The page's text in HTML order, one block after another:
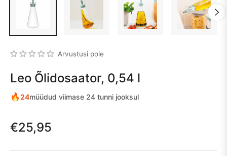
Arvustusi pole
Leo Õlidosaator, 0,54 l
🔥24müüdud viimase 24 tunni jooksul
Tavaline
€25,95